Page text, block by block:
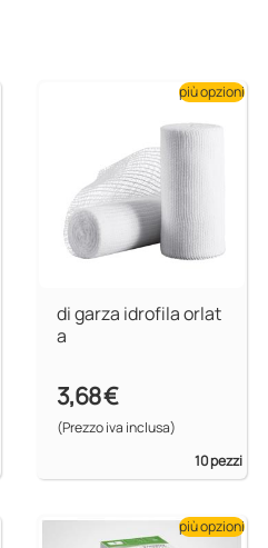
di garza idrofila orlat
a
3,68 €
(Prezzo iva inclusa)
10 pezzi
più opzioni
più opzioni